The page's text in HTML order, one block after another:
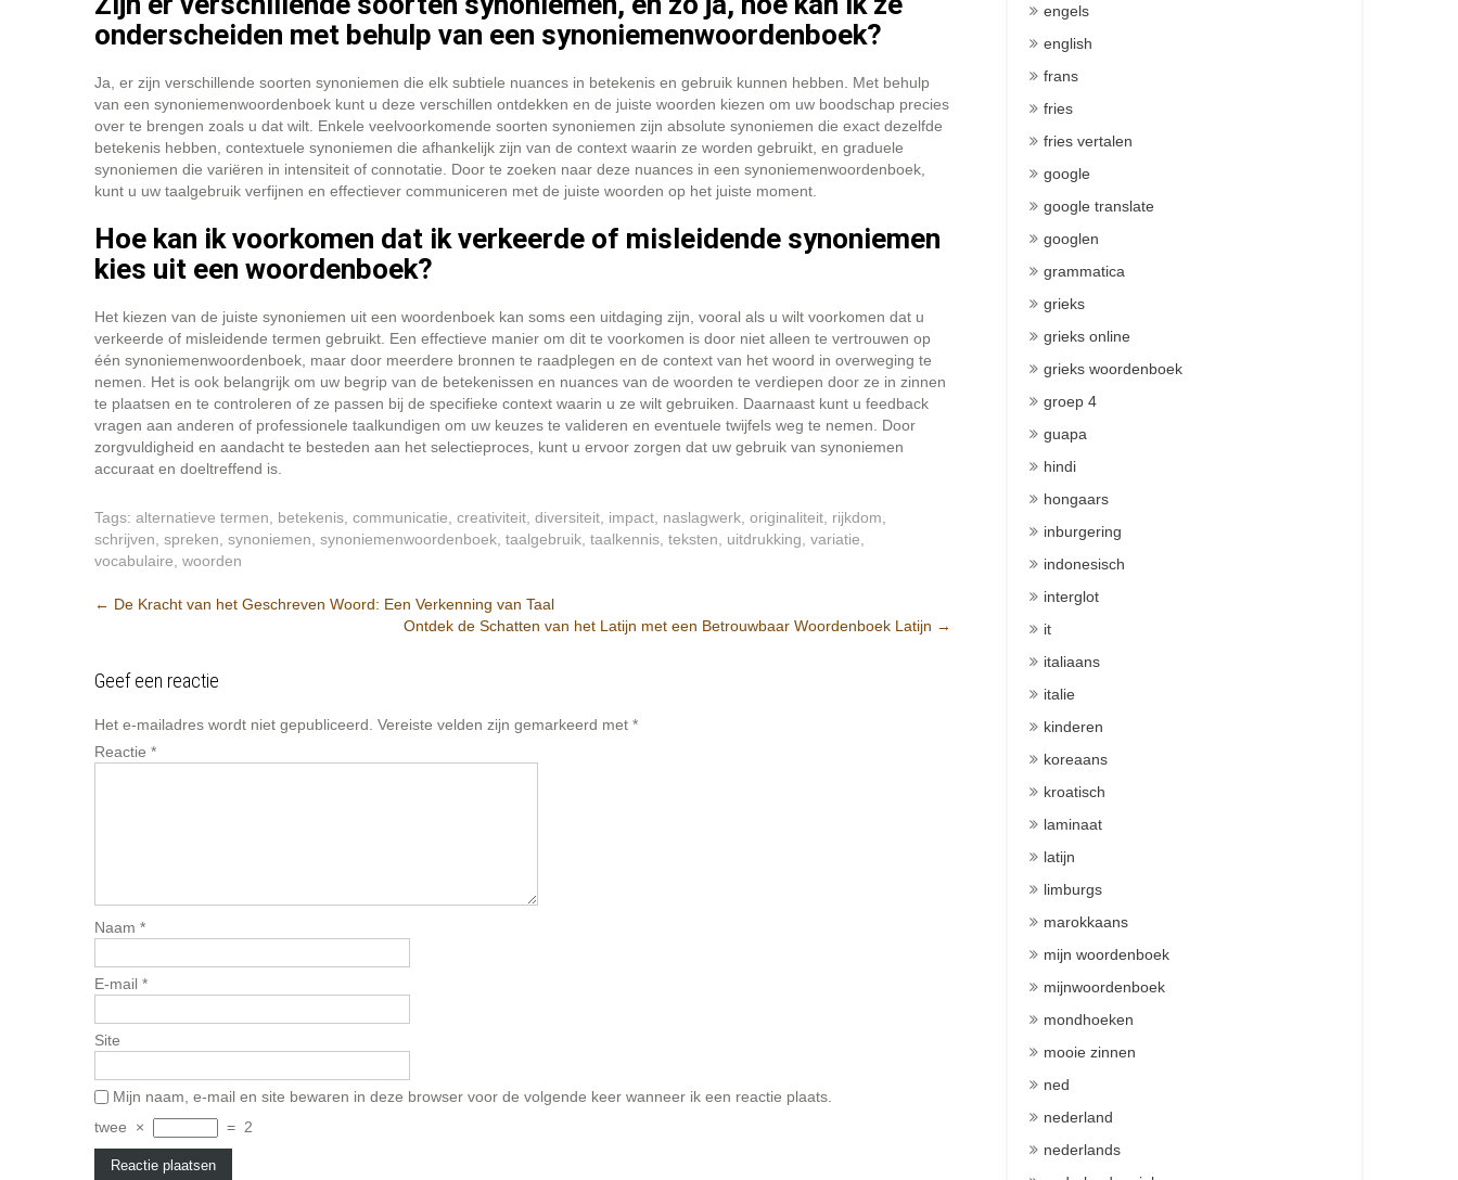
onderscheiden met behulp van een synoniemenwoordenboek?
Ja, er zijn verschillende soorten synoniemen die elk subtiele nuances in betekenis en gebruik kunnen hebben. Met behulp
van een synoniemenwoordenboek kunt u deze verschillen ontdekken en de juiste woorden kiezen om uw boodschap precies
over te brengen zoals u dat wilt. Enkele veelvoorkomende soorten synoniemen zijn absolute synoniemen die exact dezelfde
betekenis hebben, contextuele synoniemen die afhankelijk zijn van de context waarin ze worden gebruikt, en graduele
synoniemen die variëren in intensiteit of connotatie. Door te zoeken naar deze nuances in een synoniemenwoordenboek,
kunt u uw taalgebruik verfijnen en effectiever communiceren met de juiste woorden op het juiste moment.
Hoe kan ik voorkomen dat ik verkeerde of misleidende synoniemen
kies uit een woordenboek?
Het kiezen van de juiste synoniemen uit een woordenboek kan soms een uitdaging zijn, vooral als u wilt voorkomen dat u
verkeerde of misleidende termen gebruikt. Een effectieve manier om dit te voorkomen is door niet alleen te vertrouwen op
één synoniemenwoordenboek, maar door meerdere bronnen te raadplegen en de context van het woord in overweging te
nemen. Het is ook belangrijk om uw begrip van de betekenissen en nuances van de woorden te verdiepen door ze in zinnen
te plaatsen en te controleren of ze passen bij de specifieke context waarin u ze wilt gebruiken. Daarnaast kunt u feedback
vragen aan anderen of professionele taalkundigen om uw keuzes te valideren en eventuele twijfels weg te nemen. Door
zorgvuldigheid en aandacht te besteden aan het selectieproces, kunt u ervoor zorgen dat uw gebruik van synoniemen
accuraat en doeltreffend is.
Tags: alternatieve termen betekenis communicatie creativiteit diversiteit impact naslagwerk originaliteit rijkdom
schrijven spreken synoniemen synoniemenwoordenboek taalgebruik taalkennis teksten uitdrukking variatie
vocabulaire woorden
Berichtnavigatie
← De Kracht van het Geschreven Woord: Een Verkenning van Taal
Ontdek de Schatten van het Latijn met een Betrouwbaar Woordenboek Latijn →
Geef een reactie
Het e-mailadres wordt niet gepubliceerd. Vereiste velden zijn gemarkeerd met *
Reactie *
Naam *
E-mail *
Site
Mijn naam, e-mail en site bewaren in deze browser voor de volgende keer wanneer ik een reactie plaats.
twee
× = 2
engels
english
frans
fries
fries vertalen
google
google translate
googlen
grammatica
grieks
grieks online
grieks woordenboek
groep 4
guapa
hindi
hongaars
inburgering
indonesisch
interglot
it
italiaans
italie
kinderen
koreaans
kroatisch
laminaat
latijn
limburgs
marokkaans
mijn woordenboek
mijnwoordenboek
mondhoeken
mooie zinnen
ned
nederland
nederlands